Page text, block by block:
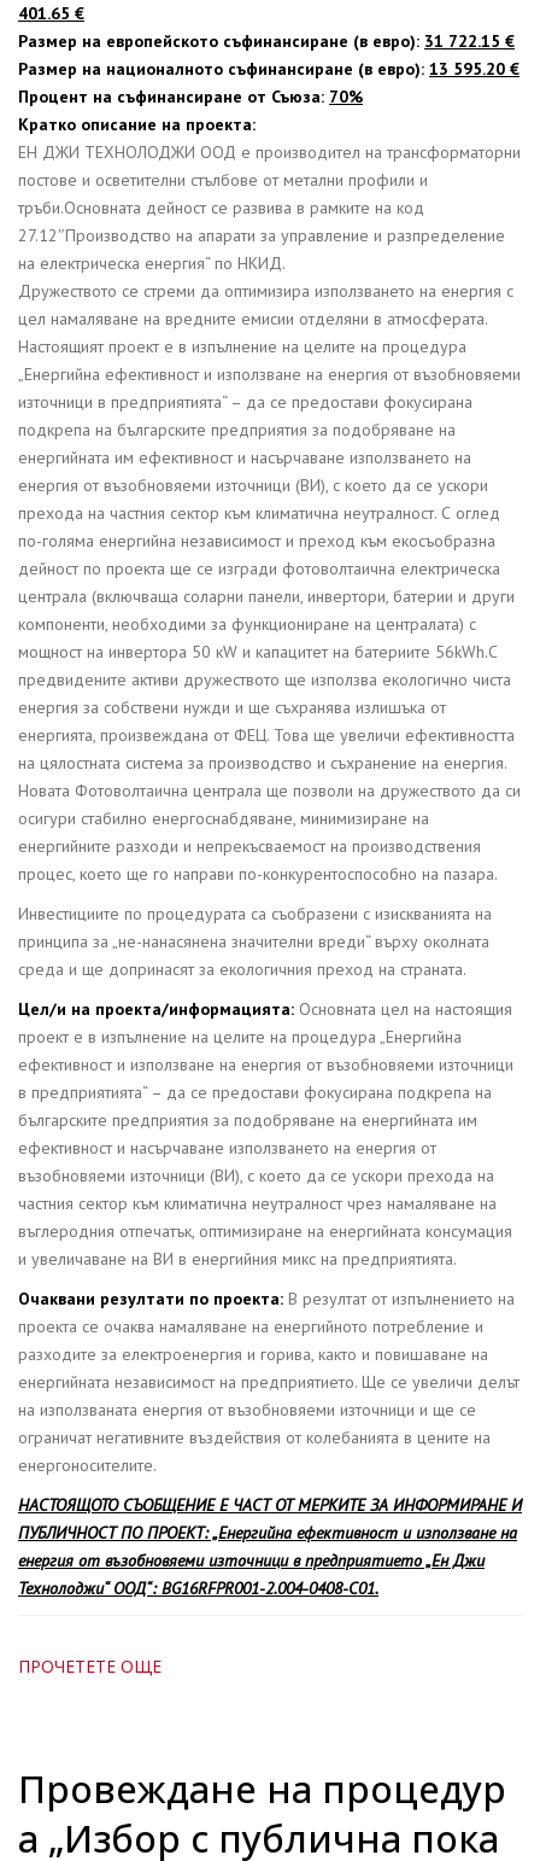
401.65 €
Размер на европейското съфинансиране (в евро): 31 722.15 €
Размер на националното съфинансиране (в евро): 13 595.20 €
Процент на съфинансиране от Съюза: 70%
Кратко описание на проекта:
ЕН ДЖИ ТЕХНОЛОДЖИ ООД е производител на трансформаторни
постове и осветителни стълбове от метални профили и
тръби.Основната дейност се развива в рамките на код
27.12″Производство на апарати за управление и разпределение
на електрическа енергия“ по НКИД.
Дружеството се стреми да оптимизира използването на енергия с
цел намаляване на вредните емисии отделяни в атмосферата.
Настоящият проект е в изпълнение на целите на процедура
„Енергийна ефективност и използване на енергия от възобновяеми
източници в предприятията“ – да се предостави фокусирана
подкрепа на българските предприятия за подобряване на
енергийната им ефективност и насърчаване използването на
енергия от възобновяеми източници (ВИ), с което да се ускори
прехода на частния сектор към климатична неутралност. С оглед
по-голяма енергийна независимост и преход към екосъобразна
дейност по проекта ще се изгради фотоволтаична електрическа
централа (включваща соларни панели, инвертори, батерии и други
компоненти, необходими за функциониране на централата) с
мощност на инвертора 50 кW и капацитет на батериите 56kWh.С
предвидените активи дружеството ще използва екологично чиста
енергия за собствени нужди и ще съхранява излишъка от
енергията, произвеждана от ФЕЦ. Това ще увеличи ефективността
на цялостната система за производство и съхранение на енергия.
Новата Фотоволтаична централа ще позволи на дружеството да си
осигури стабилно енергоснабдяване, минимизиране на
енергийните разходи и непрекъсваемост на производствения
процес, което ще го направи по-конкурентоспособно на пазара.
Инвестициите по процедурата са съобразени с изискванията на
принципа за „не-нанасянена значителни вреди“ върху околната
среда и ще допринасят за екологичния преход на страната.
Цел/и на проекта/информацията: Основната цел на настоящия
проект е в изпълнение на целите на процедура „Енергийна
ефективност и използване на енергия от възобновяеми източници
в предприятията“ – да се предостави фокусирана подкрепа на
българските предприятия за подобряване на енергийната им
ефективност и насърчаване използването на енергия от
възобновяеми източници (ВИ), с което да се ускори прехода на
частния сектор към климатична неутралност чрез намаляване на
въглеродния отпечатък, оптимизиране на енергийната консумация
и увеличаване на ВИ в енергийния микс на предприятията.
Очаквани резултати по проекта: В резултат от изпълнението на
проекта се очаква намаляване на енергийното потребление и
разходите за електроенергия и горива, както и повишаване на
енергийната независимост на предприятието. Ще се увеличи делът
на използваната енергия от възобновяеми източници и ще се
ограничат негативните въздействия от колебанията в цените на
енергоносителите.
НАСТОЯЩОТО СЪОБЩЕНИЕ Е ЧАСТ ОТ МЕРКИТЕ ЗА ИНФОРМИРАНЕ И
ПУБЛИЧНОСТ ПО ПРОЕКТ: „Енергийна ефективност и използване на
енергия от възобновяеми източници в предприятието „Ен Джи
Технолоджи“ ООД“: BG16RFPR001-2.004-0408-C01.
ПРОЧЕТЕТЕ ОЩЕ
Провеждане на процедур
а „Избор с публична пока